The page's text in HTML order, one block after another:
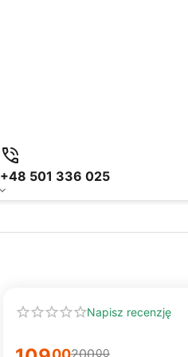
+48 501 336 025
Napisz recenzję
20000